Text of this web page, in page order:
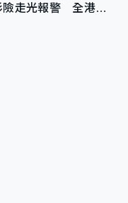
走光報警 全港分